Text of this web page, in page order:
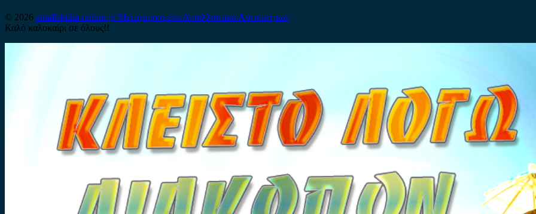
© 2026 antallaktika-online.grΜεταχειρισμένα Ανταλλακτικά Αυτοκινήτων
Καλό καλοκαίρι σε όλους!!